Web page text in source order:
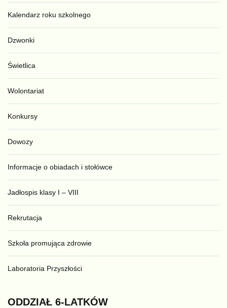
Kalendarz roku szkolnego
Dzwonki
Świetlica
Wolontariat
Konkursy
Dowozy
Informacje o obiadach i stołówce
Jadłospis klasy I – VIII
Rekrutacja
Szkoła promująca zdrowie
Laboratoria Przyszłości
ODDZIAŁ 6-LATKÓW